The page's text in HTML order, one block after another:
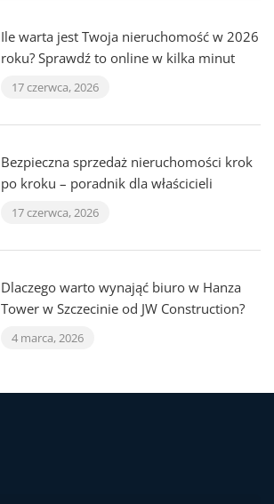
Ile warta jest Twoja nieruchomość w 2026
roku? Sprawdź to online w kilka minut
17 czerwca, 2026
Bezpieczna sprzedaż nieruchomości krok
po kroku – poradnik dla właścicieli
17 czerwca, 2026
Dlaczego warto wynająć biuro w Hanza
Tower w Szczecinie od JW Construction?
4 marca, 2026